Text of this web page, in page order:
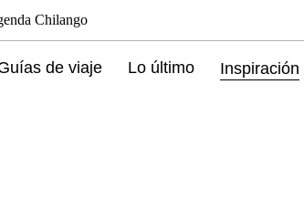
Chilango
de viaje Lo último Inspiración